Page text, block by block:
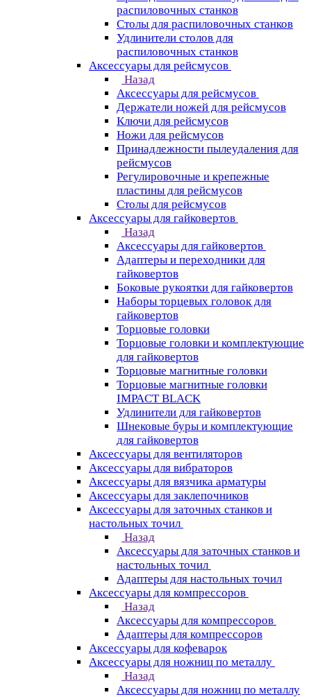
распиловочных станков
Столы для распиловочных станков
Удлинители столов для
распиловочных станков
Аксессуары для рейсмусов
Назад
Аксессуары для рейсмусов
Держатели ножей для рейсмусов
Ключи для рейсмусов
Ножи для рейсмусов
Принадлежности пылеудаления для
рейсмусов
Регулировочные и крепежные
пластины для рейсмусов
Столы для рейсмусов
Аксессуары для гайковертов
Назад
Аксессуары для гайковертов
Адаптеры и переходники для
гайковертов
Боковые рукоятки для гайковертов
Наборы торцевых головок для
гайковертов
Торцовые головки
Торцовые головки и комплектующие
для гайковертов
Торцовые магнитные головки
Торцовые магнитные головки
IMPACT BLACK
Удлинители для гайковертов
Шнековые буры и комплектующие
для гайковертов
Аксессуары для вентиляторов
Аксессуары для вибраторов
Аксессуары для вязчика арматуры
Аксессуары для заклепочников
Аксессуары для заточных станков и
настольных точил
Назад
Аксессуары для заточных станков и
настольных точил
Адаптеры для настольных точил
Аксессуары для компрессоров
Назад
Аксессуары для компрессоров
Адаптеры для компрессоров
Аксессуары для кофеварок
Аксессуары для ножниц по металлу
Назад
Аксессуары для ножниц по металлу